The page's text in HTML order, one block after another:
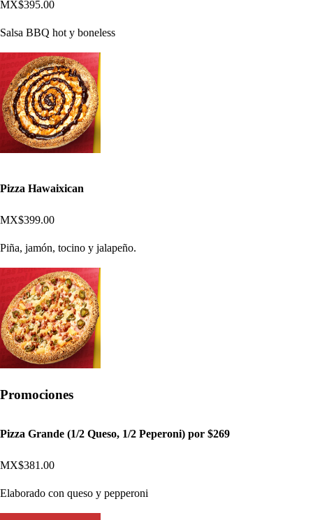
MX$395.00
Salsa BBQ hot y boneless
Pizza Hawaixican
MX$399.00
Piña, jamón, tocino y jalapeño.
Promociones
Pizza Grande (1/2 Queso, 1/2 Peperoni) por $269
MX$381.00
Elaborado con queso y pepperoni